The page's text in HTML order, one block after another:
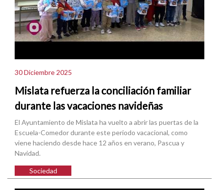
30 Diciembre 2025
Mislata refuerza la conciliación familiar
durante las vacaciones navideñas
El Ayuntamiento de Mislata ha vuelto a abrir las puertas de la
Escuela-Comedor durante este periodo vacacional, como
viene haciendo desde hace 12 años en verano, Pascua y
Navidad.
Sociedad